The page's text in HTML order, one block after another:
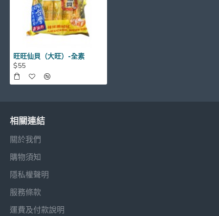
旺旺仙貝（大旺）-全素
$55
相關連結
關於我們
購物須知
隱私權聲明
服務條款
運費及付款說明